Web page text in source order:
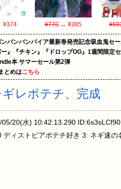
¥770→ ¥385
バンバンパイア最新巻発売記念吸血鬼セー
』『チキン』『ドロップOG』1週間限定
本 サマーセール第2弾
とめはこちら
ギレポテチ、完成
20(水) 10:42:13.290
ディストピアポテチ好き 3: ネギ速